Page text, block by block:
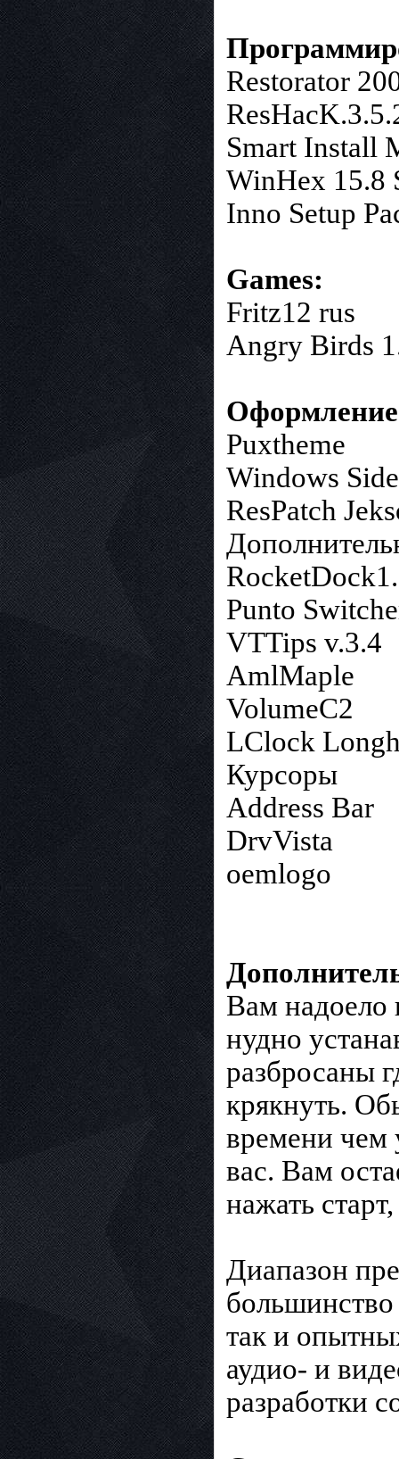
Restorator
Smart Install
WinHex 15.8
Inno Setup
Games:
Fritz12 rus
Angry Birds
Puxtheme
Windows
ResPatch
Punto
VTTips v.3.4
AmlMaple
VolumeC2
LClock
Курсоры
Address Bar
DrvVista
oemlogo
Вам надоело
нудно
разбросаны
крякнуть.
времени чем
вас. Вам
нажать
Диапазон
так и
аудио- и
разработки